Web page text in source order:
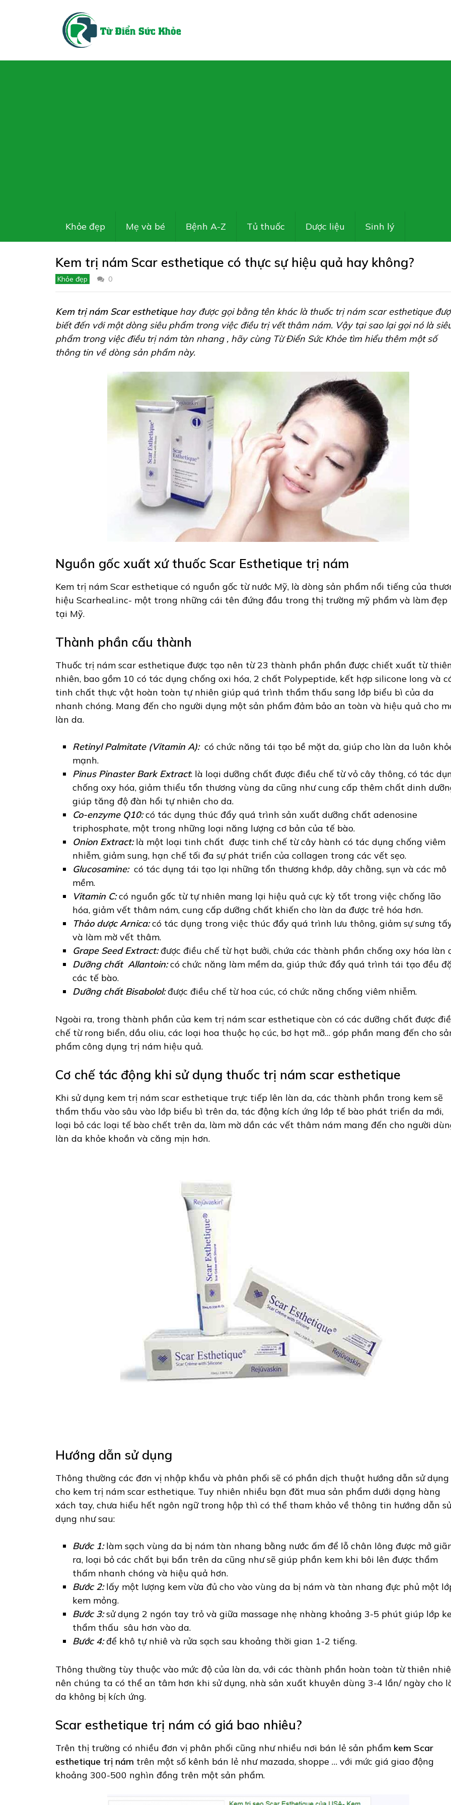
Khỏe đẹp Mẹ và bé Bệnh A-Z Tủ thuốc Dược liệu Sinh lý
Kem trị nám Scar esthetique có thực sự hiệu quả hay không?
Khỏe đẹp 0
Kem trị nám Scar esthetiquehay được gọi bằng tên khác là thuốc trị nám scar esthetique
biết đến với một dòng siêu phẩm trong việc điều trị vết thâm nám. Vậy tại sao lại gọi nó là
phẩm trong việc điều trị nám tàn nhang , hãy cùng Từ Điển Sức Khỏe tìm hiểu thêm một số
thông tin về dòng sản phẩm này.
Nguồn gốc xuất xứ thuốc Scar Esthetique trị nám
Kem trị nám Scar esthetique có nguồn gốc từ nước Mỹ, là dòng sản phẩm nổi tiếng của
hiệu Scarheal.inc- một trong những cái tên đứng đầu trong thị trường mỹ phẩm và làm đẹp
tại Mỹ.
Thành phần cấu thành
Thuốc trị nám scar esthetique được tạo nên từ 23 thành phần phần được chiết xuất từ
nhiên, bao gồm 10 có tác dụng chống oxi hóa, 2 chất Polypeptide, kết hợp silicone long và
tinh chất thực vật hoàn toàn tự nhiên giúp quá trình thẩm thấu sang lớp biểu bì của da
nhanh chóng. Mang đến cho người dụng một sản phẩm đảm bảo an toàn và hiệu quả cho
làn da.
Retinyl Palmitate (Vitamin A):có chức năng tái tạo bề mặt da, giúp cho làn da luôn
mạnh.
Pinus Pinaster Bark Extract: là loại dưỡng chất được điều chế từ vỏ cây thông, có tác
chống oxy hóa, giảm thiểu tổn thương vùng da cũng như cung cấp thêm chất dinh
giúp tăng độ đàn hổi tự nhiên cho da.
Co-enzyme Q10:có tác dụng thúc đẩy quá trình sản xuất dưỡng chất adenosine
triphosphate, một trong những loại năng lượng cơ bản của tế bào.
Onion Extract:là một loại tinh chất được tinh chế từ cây hành có tác dụng chống viêm
nhiễm, giảm sung, hạn chế tối đa sự phát triển của collagen trong các vết sẹo.
Glucosamine:có tác dụng tái tạo lại những tổn thương khớp, dây chằng, sụn và các mô
mềm.
Vitamin C:có nguồn gốc từ tự nhiên mang lại hiệu quả cực kỳ tốt trong việc chống lão
hóa, giảm vết thâm nám, cung cấp dưỡng chất khiến cho làn da được trẻ hóa hơn.
Thảo dược Arnica: có tác dụng trong việc thúc đẩy quá trình lưu thông, giảm sự sưng
và làm mờ vết thâm.
Grape Seed Extract: được điều chế từ hạt bưởi, chứa các thành phần chống oxy hóa làn
Dưỡng chất Allantoin: có chức năng làm mềm da, giúp thức đẩy quá trình tái tạo đều
các tế bào.
Dưỡng chất Bisabolol:được điều chế từ hoa cúc, có chức năng chống viêm nhiễm.
Ngoài ra, trong thành phần của kem trị nám scar esthetique còn có các dưỡng chất được
chế từ rong biển, dầu oliu, các loại hoa thuộc họ cúc, bơ hạt mỡ… góp phần mang đến cho
phẩm công dụng trị nám hiệu quả.
Cơ chế tác động khi sử dụng thuốc trị nám scar esthetique
Khi sử dụng kem trị nám scar esthetique trực tiếp lên làn da, các thành phần trong kem sẽ
thẩm thấu vào sâu vào lớp biểu bì trên da, tác động kích ứng lớp tế bào phát triển da mới,
loại bỏ các loại tế bào chết trên da, làm mờ dần các vết thâm nám mang đến cho người
làn da khỏe khoắn và căng mịn hơn.
Hướng dẫn sử dụng
Thông thường các đơn vị nhập khẩu và phân phối sẽ có phần dịch thuật hướng dẫn sử dụng
cho kem trị nám scar esthetique. Tuy nhiên nhiều bạn đăt mua sản phẩm dưới dạng hàng
xách tay, chưa hiểu hết ngôn ngữ trong hộp thì có thể tham khảo về thông tin hướng dẫn sử
dụng như sau:
Bước 1:làm sạch vùng da bị nám tàn nhang bằng nước ấm để lỗ chân lông được mở
ra, loại bỏ các chất bụi bẩn trên da cũng như sẽ giúp phần kem khi bôi lên được thẩm
thấm nhanh chóng và hiệu quả hơn.
Bước 2:lấy một lượng kem vừa đủ cho vào vùng da bị nám và tàn nhang đực phủ một
kem mỏng.
Bước 3:sử dụng 2 ngón tay trỏ và giữa massage nhẹ nhàng khoảng 3-5 phút giúp lớp
thẩm thấu sâu hơn vào da.
Bước 4:để khô tự nhiê và rửa sạch sau khoảng thời gian 1-2 tiếng.
Thông thường tùy thuộc vào mức độ của làn da, với các thành phần hoàn toàn từ thiên
nên chúng ta có thể an tâm hơn khi sử dụng, nhà sản xuất khuyên dùng 3-4 lần/ ngày cho
da không bị kích ứng.
Scar esthetique trị nám có giá bao nhiêu?
Trên thị trường có nhiều đơn vị phân phối cũng như nhiều nơi bán lẻ sản phẩm kem Scar
esthetique trị nám trên một số kênh bán lẻ như mazada, shoppe … với mức giá giao động
khoảng 300-500 nghìn đồng trên một sản phẩm.